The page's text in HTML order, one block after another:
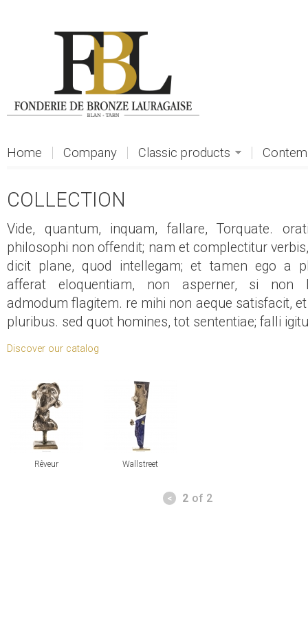
Skip to main content
Home Company Classic products
COLLECTION
Vide, quantum, inquam, fallare, Torquate.
philosophi non offendit; nam et complectitur
dicit plane, quod intellegam; et tamen ego a
afferat eloquentiam, non asperner, si non
admodum flagitem. re mihi non aeque satisfacit,
pluribus. sed quot homines, tot sententiae; falli
Discover our catalog
Rêveur Wallstreet
< 2 of 2